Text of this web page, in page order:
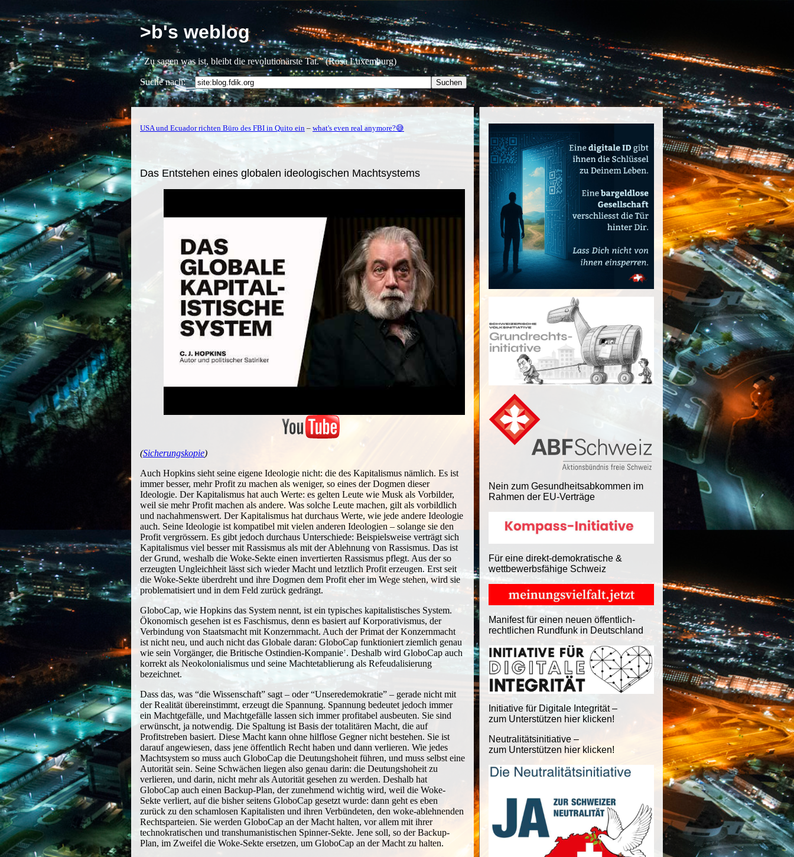
>b's weblog
“Zu sagen was ist, bleibt die revolutionärste Tat.” (Rosa Luxemburg)
Suche nach:
Nein zum Gesundheitsabkommen im
Rahmen der EU-Verträge
Für eine direkt-demokratische &
wettbewerbsfähige Schweiz
Manifest für einen neuen öffentlich-
rechtlichen Rundfunk in Deutschland
Initiative für Digitale Integrität –
zum Unterstützen hier klicken!
Neutralitätsinitiative –
zum Unterstützen hier klicken!
USA und Ecuador richten Büro des FBI in Quito ein – what's even real anymore?😅
Das Entstehen eines globalen ideologischen Machtsystems
(Sicherungskopie)
Auch Hopkins sieht seine eigene Ideologie nicht: die des Kapitalismus nämlich. Es ist
immer besser, mehr Profit zu machen als weniger, so eines der Dogmen dieser
Ideologie. Der Kapitalismus hat auch Werte: es gelten Leute wie Musk als Vorbilder,
weil sie mehr Profit machen als andere. Was solche Leute machen, gilt als vorbildlich
und nachahmenswert. Der Kapitalismus hat durchaus Werte, wie jede andere Ideologie
auch. Seine Ideologie ist kompatibel mit vielen anderen Ideologien – solange sie den
Profit vergrössern. Es gibt jedoch durchaus Unterschiede: Beispielsweise verträgt sich
Kapitalismus viel besser mit Rassismus als mit der Ablehnung von Rassismus. Das ist
der Grund, weshalb die Woke-Sekte einen invertierten Rassismus pflegt. Aus der so
erzeugten Ungleichheit lässt sich wieder Macht und letztlich Profit erzeugen. Erst seit
die Woke-Sekte überdreht und ihre Dogmen dem Profit eher im Wege stehen, wird sie
problematisiert und in dem Feld zurück gedrängt.
GloboCap, wie Hopkins das System nennt, ist ein typisches kapitalistisches System.
Ökonomisch gesehen ist es Faschismus, denn es basiert auf Korporativismus, der
Verbindung von Staatsmacht mit Konzernmacht. Auch der Primat der Konzernmacht
ist nicht neu, und auch nicht das Globale daran: GloboCap funktioniert ziemlich genau
wie sein Vorgänger, die Britische Ostindien-Kompanie . Deshalb wird GloboCap auch
korrekt als Neokolonialismus und seine Machtetablierung als Refeudalisierung
bezeichnet.
Dass das, was “die Wissenschaft” sagt – oder “Unseredemokratie” – gerade nicht mit
der Realität übereinstimmt, erzeugt die Spannung. Spannung bedeutet jedoch immer
ein Machtgefälle, und Machtgefälle lassen sich immer profitabel ausbeuten. Sie sind
erwünscht, ja notwendig. Die Spaltung ist Basis der totalitären Macht, die auf
Profitstreben basiert. Diese Macht kann ohne hilflose Gegner nicht bestehen. Sie ist
darauf angewiesen, dass jene öffentlich Recht haben und dann verlieren. Wie jedes
Machtsystem so muss auch GloboCap die Deutungshoheit führen, und muss selbst eine
Autorität sein. Seine Schwächen liegen also genau darin: die Deutungshoheit zu
verlieren, und darin, nicht mehr als Autorität gesehen zu werden. Deshalb hat
GloboCap auch einen Backup-Plan, der zunehmend wichtig wird, weil die Woke-
Sekte verliert, auf die bisher seitens GloboCap gesetzt wurde: dann geht es eben
zurück zu den schamlosen Kapitalisten und ihren Verbündeten, den woke-ablehnenden
Rechtsparteien. Sie werden GloboCap an der Macht halten, vor allem mit ihrer
technokratischen und transhumanistischen Spinner-Sekte. Jene soll, so der Backup-
Plan, im Zweifel die Woke-Sekte ersetzen, um GloboCap an der Macht zu halten.